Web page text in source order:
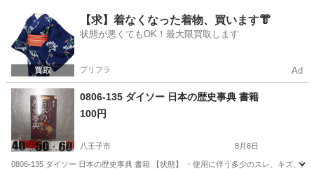
東京 八王子市 参考書 現地
【求】着なくなった着物、買います👘
状態が悪くてもOK！最大限買取します
プリフラ Ad
0806-135 ダイソー 日本の歴史事典 書籍
100円
八王子市 8月6日
0806-135 ダイソー 日本の歴史事典 書籍 【状態】 ・使用に伴う多少のスレ、キズ、